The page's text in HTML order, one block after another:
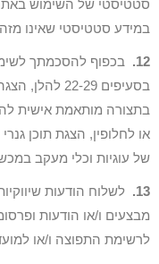
סטטיסטי של השימוש
במידע סטטיסטי שאינו
12.
בכפוף להסכמתך
בסעיפים 22-
בתצורה מותאמת אישית
או לחלופין, הצגת תוכן
של עוגיות וכלי מעקב
13.
לשלוח הודעות
מבצעים ו/או הודעות
לרשימת התפוצה ו/או